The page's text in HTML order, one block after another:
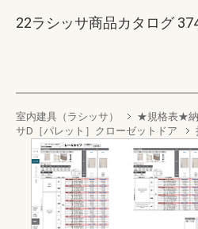
22ラシッサ商品カタログ
室内建具（ラシッサ） ★規格表★納
サD［パレット］クローゼットドア